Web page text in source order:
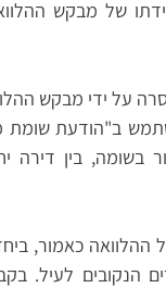
של מבקש
על ידי מבקש
ניתן להשתמש ב"הודעת
בין דירה
ההלוואה כאמור,
הנקובים לעיל.